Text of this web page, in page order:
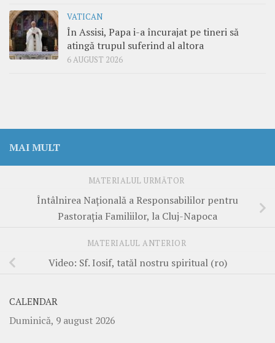
VATICAN
În Assisi, Papa i-a încurajat pe tineri să
atingă trupul suferind al altora
6 AUGUST 2026
MAI MULT
MATERIALUL URMĂTOR
Întâlnirea Națională a Responsabililor pentru
Pastorația Familiilor, la Cluj-Napoca
MATERIALUL ANTERIOR
Video: Sf. Iosif, tatăl nostru spiritual (ro)
CALENDAR
Duminică, 9 august 2026